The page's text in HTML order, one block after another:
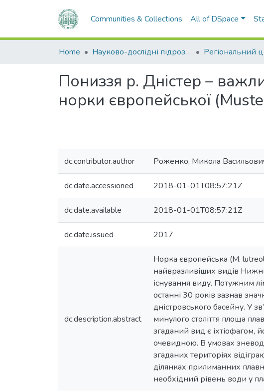
Communities & Collections All of DSpace
Home Науково-дослідні підрозділи
Пониззя р. Дністер –
норки європейської
dc.contributor.author Роженко, Микола
dc.date.accessioned 2018-01-01T08:57:21Z
dc.date.available 2018-01-01T08:57:21Z
dc.date.issued 2017
dc.description.abstract
Норка європейська (M.
найвразливіших видів
існування виду. Потужним
останні 30 років зазнав
дністровського басейну. У
минулого століття площа
згаданий вид є іхтіофагом,
очевидною. В умовах
згаданих територіях
ділянках прилиманних
необхідний рівень води у